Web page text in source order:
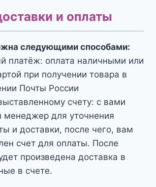
и оплаты
следующими способами:
платёж: оплата наличными или
при получении товара в
Почты России
счету: с вами
менеджер для уточнения
и доставки, после чего, вам
счет для оплаты. После
произведена доставка в
в счете.